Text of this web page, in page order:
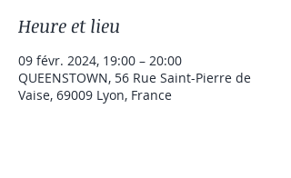
Heure et lieu
09 févr. 2024, 19:00 – 20:00
QUEENSTOWN, 56 Rue Saint-Pierre de
Vaise, 69009 Lyon, France